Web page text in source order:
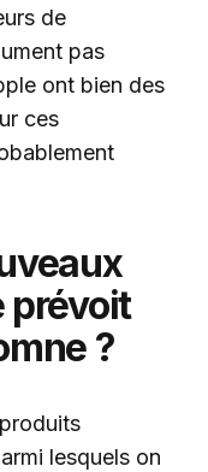
de
pas
ont bien des
ces
prévoit
?
lesquels on